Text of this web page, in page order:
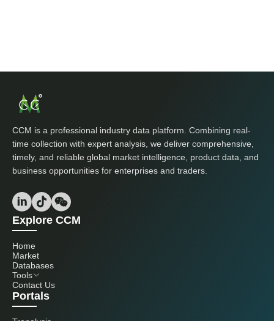
CCM is a professional industry data platform. Combining real-
time collection with expert analysis, we deliver comprehensive,
timely, and reliable global market intelligence, product data, and
business opportunities for enterprises and traders.
Explore CCM
Home
Market
Databases
Tools
Contact Us
Portals